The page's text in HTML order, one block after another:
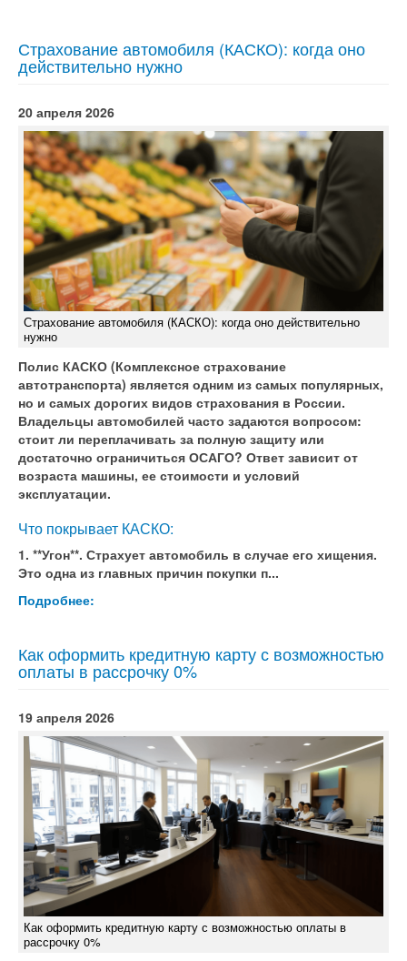
Страхование автомобиля (КАСКО): когда оно
действительно нужно
20 апреля 2026
Страхование автомобиля (КАСКО): когда оно действительно
нужно
Полис КАСКО (Комплексное страхование
автотранспорта) является одним из самых популярных,
но и самых дорогих видов страхования в России.
Владельцы автомобилей часто задаются вопросом:
стоит ли переплачивать за полную защиту или
достаточно ограничиться ОСАГО? Ответ зависит от
возраста машины, ее стоимости и условий
эксплуатации.
Что покрывает КАСКО:
1. **Угон**. Страхует автомобиль в случае его хищения.
Это одна из главных причин покупки п...
Подробнее:
Как оформить кредитную карту с возможностью
оплаты в рассрочку 0%
19 апреля 2026
Как оформить кредитную карту с возможностью оплаты в
рассрочку 0%